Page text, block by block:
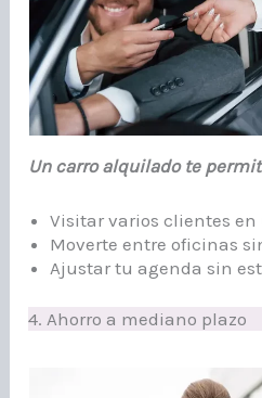
Un carro alquilado te
Visitar varios clientes
Moverte entre oficinas
Ajustar tu agenda sin
4. Ahorro a mediano plazo